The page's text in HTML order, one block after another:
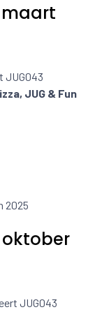
maart
JUG043
JUG & Fun
oktober
JUG043